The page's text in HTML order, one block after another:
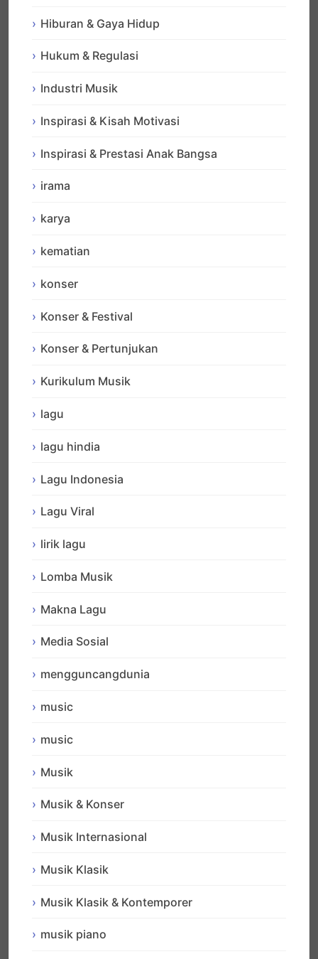
Hiburan & Gaya Hidup
Hukum & Regulasi
Industri Musik
Inspirasi & Kisah Motivasi
Inspirasi & Prestasi Anak Bangsa
irama
karya
kematian
konser
Konser & Festival
Konser & Pertunjukan
Kurikulum Musik
lagu
lagu hindia
Lagu Indonesia
Lagu Viral
lirik lagu
Lomba Musik
Makna Lagu
Media Sosial
mengguncangdunia
music
music
Musik
Musik & Konser
Musik Internasional
Musik Klasik
Musik Klasik & Kontemporer
musik piano